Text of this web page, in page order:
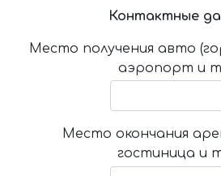
Контактные
Место получения авто
аэропорт и
Место окончания
гостиница и